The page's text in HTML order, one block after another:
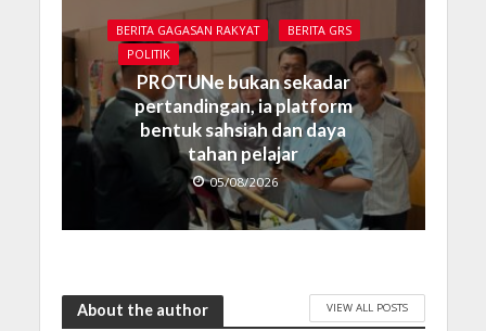
BERITA GAGASAN RAKYAT
BERITA GRS
POLITIK
PROTUNe bukan sekadar
pertandingan, ia platform
bentuk sahsiah dan daya
tahan pelajar
05/08/2026
About the author VIEW ALL POSTS